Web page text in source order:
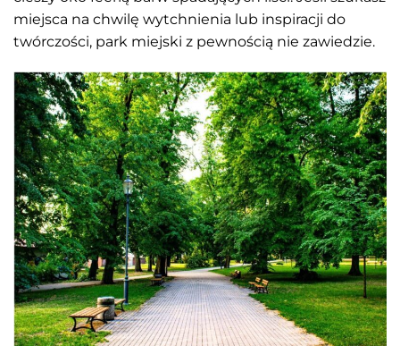
miejsca na chwilę wytchnienia lub inspiracji do
twórczości, park miejski z pewnością nie zawiedzie.